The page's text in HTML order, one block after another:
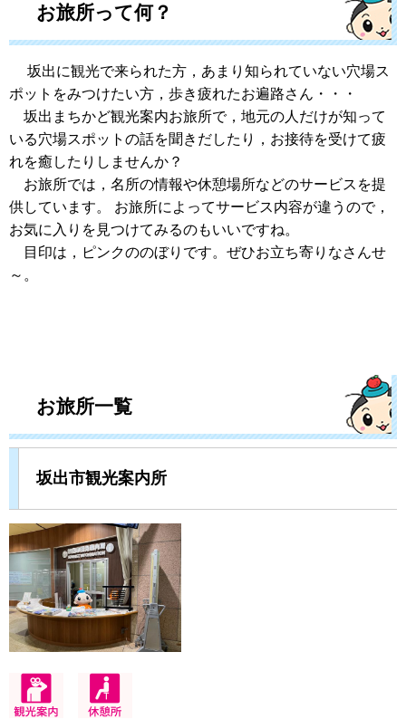
お旅所って何？
坂出に観光で来られた方，あまり知られていない穴場ス
ポットをみつけたい方，歩き疲れたお遍路さん・・・
坂出まちかど観光案内お旅所で，地元の人だけが知って
いる穴場スポットの話を聞きだしたり，お接待を受けて疲
れを癒したりしませんか？
お旅所では，名所の情報や休憩場所などのサービスを提
供しています。 お旅所によってサービス内容が違うので，
お気に入りを見つけてみるのもいいですね。
目印は，ピンクののぼりです。ぜひお立ち寄りなさんせ
～。
お旅所一覧
坂出市観光案内所